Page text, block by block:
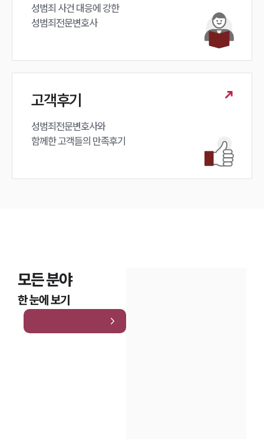
성범죄 사건 대응에 강한
성범죄전문변호사
고객후기
성범죄전문변호사와
함께한 고객들의 만족후기
모든 분야
한 눈에 보기